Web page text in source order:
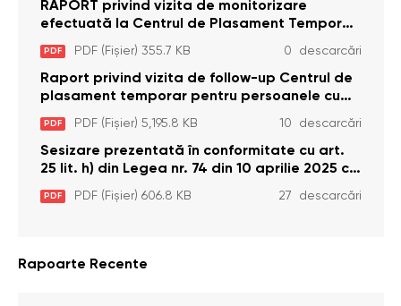
RAPORT privind vizita de monitorizare
efectuată la Centrul de Plasament Temporar
pentru Persoane cu Dizabilități (Adulte) din s.
Brînzeni, r. Edineț, din data de 25 mai 2026
PDF PDF (Fișier) 355.7 KB 0 descarcări
Raport privind vizita de follow-up Centrul de
plasament temporar pentru persoanele cu
dizabilități (adulte) Bădiceni, Soroca (11 iunie
2026)
PDF PDF (Fișier) 5,195.8 KB 10 descarcări
Sesizare prezentată în conformitate cu art.
25 lit. h) din Legea nr. 74 din 10 aprilie 2025 cu
privire la Curtea Constituțională şi art. 26 din
Legea cu privire la Avocatul Poporului
PDF PDF (Fișier) 606.8 KB 27 descarcări
Rapoarte Recente